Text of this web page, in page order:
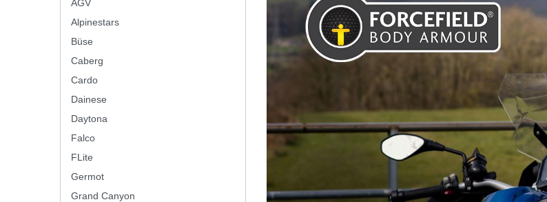
AGV
Alpinestars
Büse
Caberg
Cardo
Dainese
Daytona
Falco
FLite
Germot
Grand Canyon